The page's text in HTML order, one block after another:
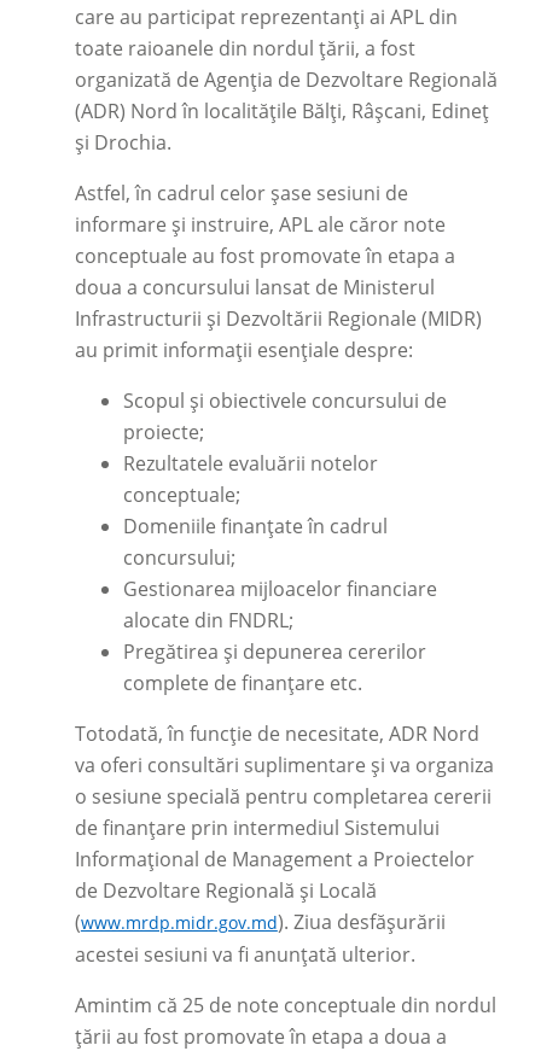
care au participat reprezentanți ai APL din
toate raioanele din nordul țării, a fost
organizată de Agenția de Dezvoltare Regională
(ADR) Nord în localitățile Bălți, Râșcani, Edineț
și Drochia.
Astfel, în cadrul celor șase sesiuni de
informare și instruire, APL ale căror note
conceptuale au fost promovate în etapa a
doua a concursului lansat de Ministerul
Infrastructurii și Dezvoltării Regionale (MIDR)
au primit informații esențiale despre:
Scopul și obiectivele concursului de
proiecte;
Rezultatele evaluării notelor
conceptuale;
Domeniile finanțate în cadrul
concursului;
Gestionarea mijloacelor financiare
alocate din FNDRL;
Pregătirea și depunerea cererilor
complete de finanțare etc.
Totodată, în funcție de necesitate, ADR Nord
va oferi consultări suplimentare și va organiza
o sesiune specială pentru completarea cererii
de finanțare prin intermediul Sistemului
Informațional de Management a Proiectelor
de Dezvoltare Regională și Locală
(www.mrdp.midr.gov.md). Ziua desfășurării
acestei sesiuni va fi anunțată ulterior.
Amintim că 25 de note conceptuale din nordul
țării au fost promovate în etapa a doua a